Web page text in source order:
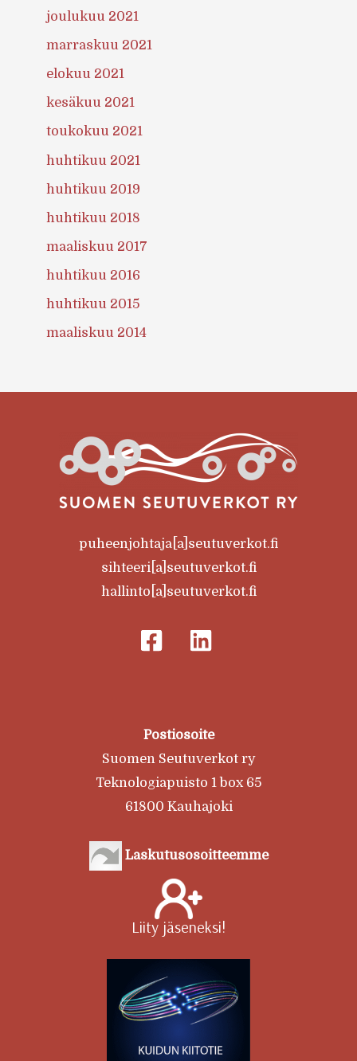
joulukuu 2021
marraskuu 2021
elokuu 2021
kesäkuu 2021
toukokuu 2021
huhtikuu 2021
huhtikuu 2019
huhtikuu 2018
maaliskuu 2017
huhtikuu 2016
huhtikuu 2015
maaliskuu 2014
puheenjohtaja[a]seutuverkot.fi
sihteeri[a]seutuverkot.fi
hallinto[a]seutuverkot.fi
Postiosoite
Suomen Seutuverkot ry
Teknologiapuisto 1 box 65
61800 Kauhajoki
Laskutusosoitteemme
Liity jäseneksi!